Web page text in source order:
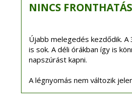
NINCS FRONTHATÁS
Újabb melegedés kezdődik. A
is sok. A déli órákban így is
napszúrást kapni.
A légnyomás nem változik